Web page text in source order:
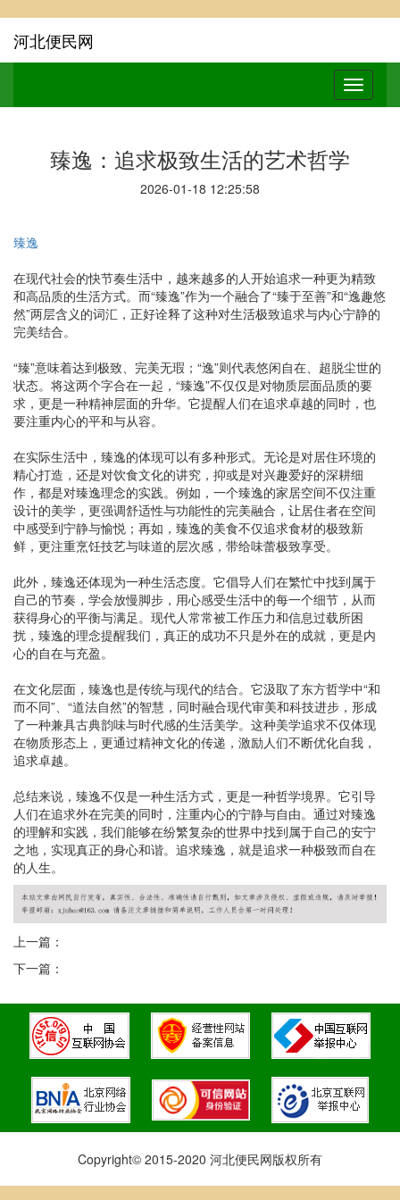
河北便民网
臻逸：追求极致生活的艺术哲学
2026-01-18 12:25:58
臻逸
在现代社会的快节奏生活中，越来越多的人开始追求一种更为精致
和高品质的生活方式。而“臻逸”作为一个融合了“臻于至善”和“逸趣悠
然”两层含义的词汇，正好诠释了这种对生活极致追求与内心宁静的
完美结合。
“臻”意味着达到极致、完美无瑕；“逸”则代表悠闲自在、超脱尘世的
状态。将这两个字合在一起，“臻逸”不仅仅是对物质层面品质的要
求，更是一种精神层面的升华。它提醒人们在追求卓越的同时，也
要注重内心的平和与从容。
在实际生活中，臻逸的体现可以有多种形式。无论是对居住环境的
精心打造，还是对饮食文化的讲究，抑或是对兴趣爱好的深耕细
作，都是对臻逸理念的实践。例如，一个臻逸的家居空间不仅注重
设计的美学，更强调舒适性与功能性的完美融合，让居住者在空间
中感受到宁静与愉悦；再如，臻逸的美食不仅追求食材的极致新
鲜，更注重烹饪技艺与味道的层次感，带给味蕾极致享受。
此外，臻逸还体现为一种生活态度。它倡导人们在繁忙中找到属于
自己的节奏，学会放慢脚步，用心感受生活中的每一个细节，从而
获得身心的平衡与满足。现代人常常被工作压力和信息过载所困
扰，臻逸的理念提醒我们，真正的成功不只是外在的成就，更是内
心的自在与充盈。
在文化层面，臻逸也是传统与现代的结合。它汲取了东方哲学中“和
而不同”、“道法自然”的智慧，同时融合现代审美和科技进步，形成
了一种兼具古典韵味与时代感的生活美学。这种美学追求不仅体现
在物质形态上，更通过精神文化的传递，激励人们不断优化自我，
追求卓越。
总结来说，臻逸不仅是一种生活方式，更是一种哲学境界。它引导
人们在追求外在完美的同时，注重内心的宁静与自由。通过对臻逸
的理解和实践，我们能够在纷繁复杂的世界中找到属于自己的安宁
之地，实现真正的身心和谐。追求臻逸，就是追求一种极致而自在
的人生。
上一篇：
下一篇：
Copyright© 2015-2020 河北便民网版权所有